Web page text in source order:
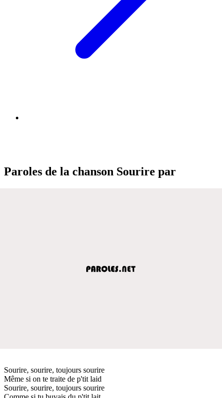
Paroles de la chanson Sourire par
Sourire, sourire, toujours sourire
Même si on te traite de p'tit laid
Sourire, sourire, toujours sourire